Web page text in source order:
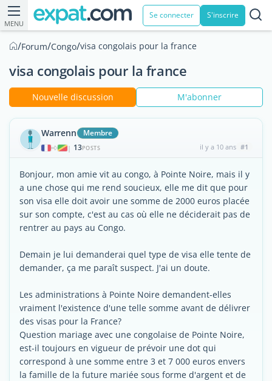
MENU
Se connecter S'inscrire
/Forum/Congo/visa congolais pour la france
visa congolais pour la france
Nouvelle discussion M'abonner
Warrenn Membre
| 13POSTS il y a 10 ans #1
Bonjour, mon amie vit au congo, à Pointe Noire, mais il y
a une chose qui me rend soucieux, elle me dit que pour
son visa elle doit avoir une somme de 2000 euros placée
sur son compte, c'est au cas où elle ne déciderait pas de
rentrer au pays au Congo.
Demain je lui demanderai quel type de visa elle tente de
demander, ça me paraît suspect. J'ai un doute.
Les administrations à Pointe Noire demandent-elles
vraiment l'existence d'une telle somme avant de délivrer
des visas pour la France?
Question mariage avec une congolaise de Pointe Noire,
est-il toujours en vigueur de prévoir une dot qui
correspond à une somme entre 3 et 7 000 euros envers
la famille de la future mariée sous forme d'argent et de